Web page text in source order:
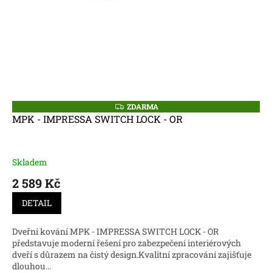
Z
D
A
ZDARMA
MPK - IMPRESSA SWITCH LOCK - OR
Skladem
2 589 Kč
DETAIL
Dveřní kování MPK - IMPRESSA SWITCH LOCK - OR
představuje moderní řešení pro zabezpečení interiérových
dveří s důrazem na čistý design.Kvalitní zpracování zajišťuje
dlouhou...